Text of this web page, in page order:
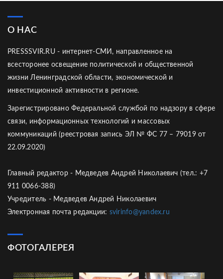
О НАС
PRESSSVIR.RU - интернет-СМИ, направленное на
всесторонее освещение политической и общественной
жизни Ленинградской области, экономической и
инвестиционной активности в регионе.
Зарегистрировано Федеральной службой по надзору в сфере
связи, информационных технологий и массовых
коммуникаций (реестровая запись ЭЛ № ФС 77 – 79019 от
22.09.2020)
Главный редактор - Медведев Андрей Николаевич (тел.: +7
911 0066-388)
Учредитель - Медведев Андрей Николаевич
Электронная почта редакции: svirinfo@yandex.ru
ФОТОГАЛЕРЕЯ